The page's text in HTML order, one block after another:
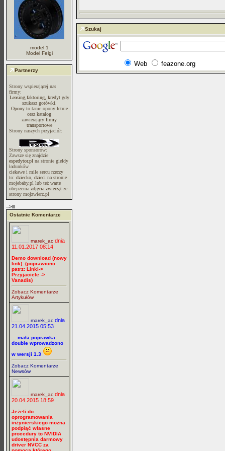
model 1
Model Felgi
Partnerzy
Strony wspierającej nas
firmy:
Leasing,faktoring, kredytgdy
szukasz gotówki.
Oponyto tanie opony letnie
oraz katalog
zawierający firmy
transportowe
Strony naszych przyjaciół:
Strony sponsorów:
Zawsze się znajdzie
espedytor.pl na stronie giełdy
ładunków
ciekawe i miłe sercu rzeczy
to: dziecko, dzieci na stronie
mojebaby.pl lub też warte
obejrzenia zdjęcia zwierząt ze
strony mojzwierz.pl
-->lll
Ostatnie Komentarze
marek_ac dnia
11.01.2017 08:14
Demo download (nowy
link): (poprawiono
patrz: Linki->
Przyjaciele ->
Vanadis)
Zobacz Komentarze
Artykułów
marek_ac dnia
21.04.2015 05:53
... mała poprawka:
double wprowadzono
w wersji 1.3
Zobacz Komentarze
Newsów
marek_ac dnia
20.04.2015 18:59
Jeżeli do
oprogramowania
inżynierskiego można
podpiąć własne
procedury to NVIDIA
udostępnia darmowy
driver NVCC za
Szukaj
Web feazone.org